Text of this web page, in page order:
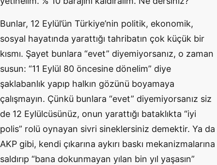
Bunlar, 12 Eylül’ün Türkiye’nin politik, ekonomik,
sosyal hayatında yarattığı tahribatın çok küçük bir
kısmı. Şayet bunlara “evet” diyemiyorsanız, o zaman
susun: “11 Eylül 80 öncesine dönelim” diye
şaklabanlık yapıp halkın gözünü boyamaya
çalışmayın. Çünkü bunlara “evet” diyemiyorsanız siz
de 12 Eylülcüsünüz, onun yarattığı bataklıkta “iyi
polis” rolü oynayan sivri sineklersiniz demektir. Ya da
AKP gibi, kendi çıkarına aykırı baskı mekanizmalarına
saldırıp “bana dokunmayan yılan bin yıl yaşasın”